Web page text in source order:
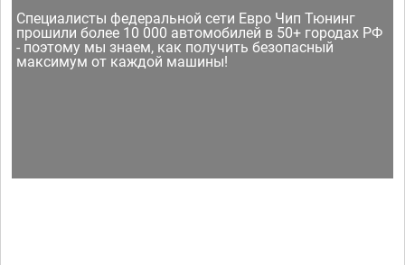
Специалисты федеральной сети Евро Чип Тюнинг
прошили более 10 000 автомобилей в 50+ городах РФ
- поэтому мы знаем, как получить безопасный
максимум от каждой машины!